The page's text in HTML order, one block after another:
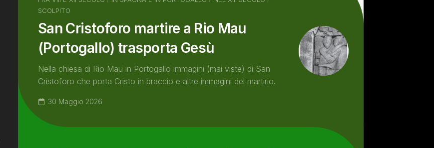
SCOLPITO
San Cristoforo martire a Rio Mau
(Portogallo) trasporta Gesù
Nella chiesa di Rio Mau in Portogallo immagini (mai viste) di San
Cristoforo che porta Cristo in braccio e altre immagini del martirio.
30 Maggio 2026